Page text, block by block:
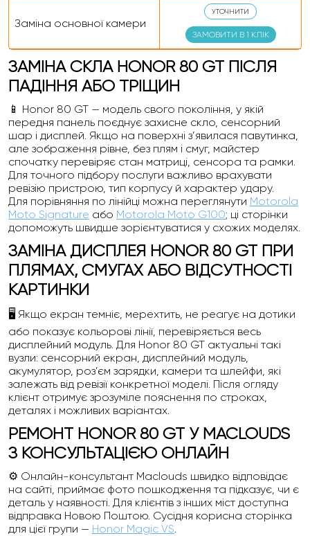
Заміна основної камери
УТОЧНИТИ
ЗАМОВИТИ В 1 КЛІК
ЗАМІНА СКЛА HONOR 80 GT ПІСЛЯ
ПАДІННЯ АБО ТРІЩИН
📱 Honor 80 GT — модель свого покоління, у якій
передня панель поєднує захисне скло, сенсорний
шар і дисплей. Якщо на поверхні з’явилася павутинка,
але зображення рівне, без плям і смуг, майстер
спочатку перевіряє стан матриці, сенсора та рамки.
Для точного підбору послуги важливо врахувати
ревізію пристрою, тип корпусу й характер удару.
Для порівняння по лінійці можна переглянути Motorola
Moto Signature або Motorola Moto G100; ці сторінки
допоможуть швидше зорієнтуватися у схожих моделях.
ЗАМІНА ДИСПЛЕЯ HONOR 80 GT ПРИ
ПЛЯМАХ, СМУГАХ АБО ВІДСУТНОСТІ
КАРТИНКИ
🖥️ Якщо екран темніє, мерехтить, не реагує на дотики
або показує кольорові лінії, перевіряється весь
дисплейний модуль. Для Honor 80 GT актуальні такі
вузли: сенсорний екран, дисплейний модуль,
акумулятор, роз’єм зарядки, камери та шлейфи, які
залежать від ревізії конкретної моделі. Після огляду
клієнт отримує зрозуміле пояснення по строках,
деталях і можливих варіантах.
РЕМОНТ HONOR 80 GT У MACLOUDS
З КОНСУЛЬТАЦІЄЮ ОНЛАЙН
⚙️ Онлайн-консультант Maclouds швидко відповідає
на сайті, приймає фото пошкодження та підказує, чи є
деталь у наявності. Для клієнтів з інших міст доступна
відправка Новою Поштою. Сусідня корисна сторінка
для цієї групи — Honor Magic VS.